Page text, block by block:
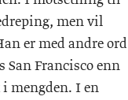
men vil
er med andre ord
San Francisco enn
mengden. I en